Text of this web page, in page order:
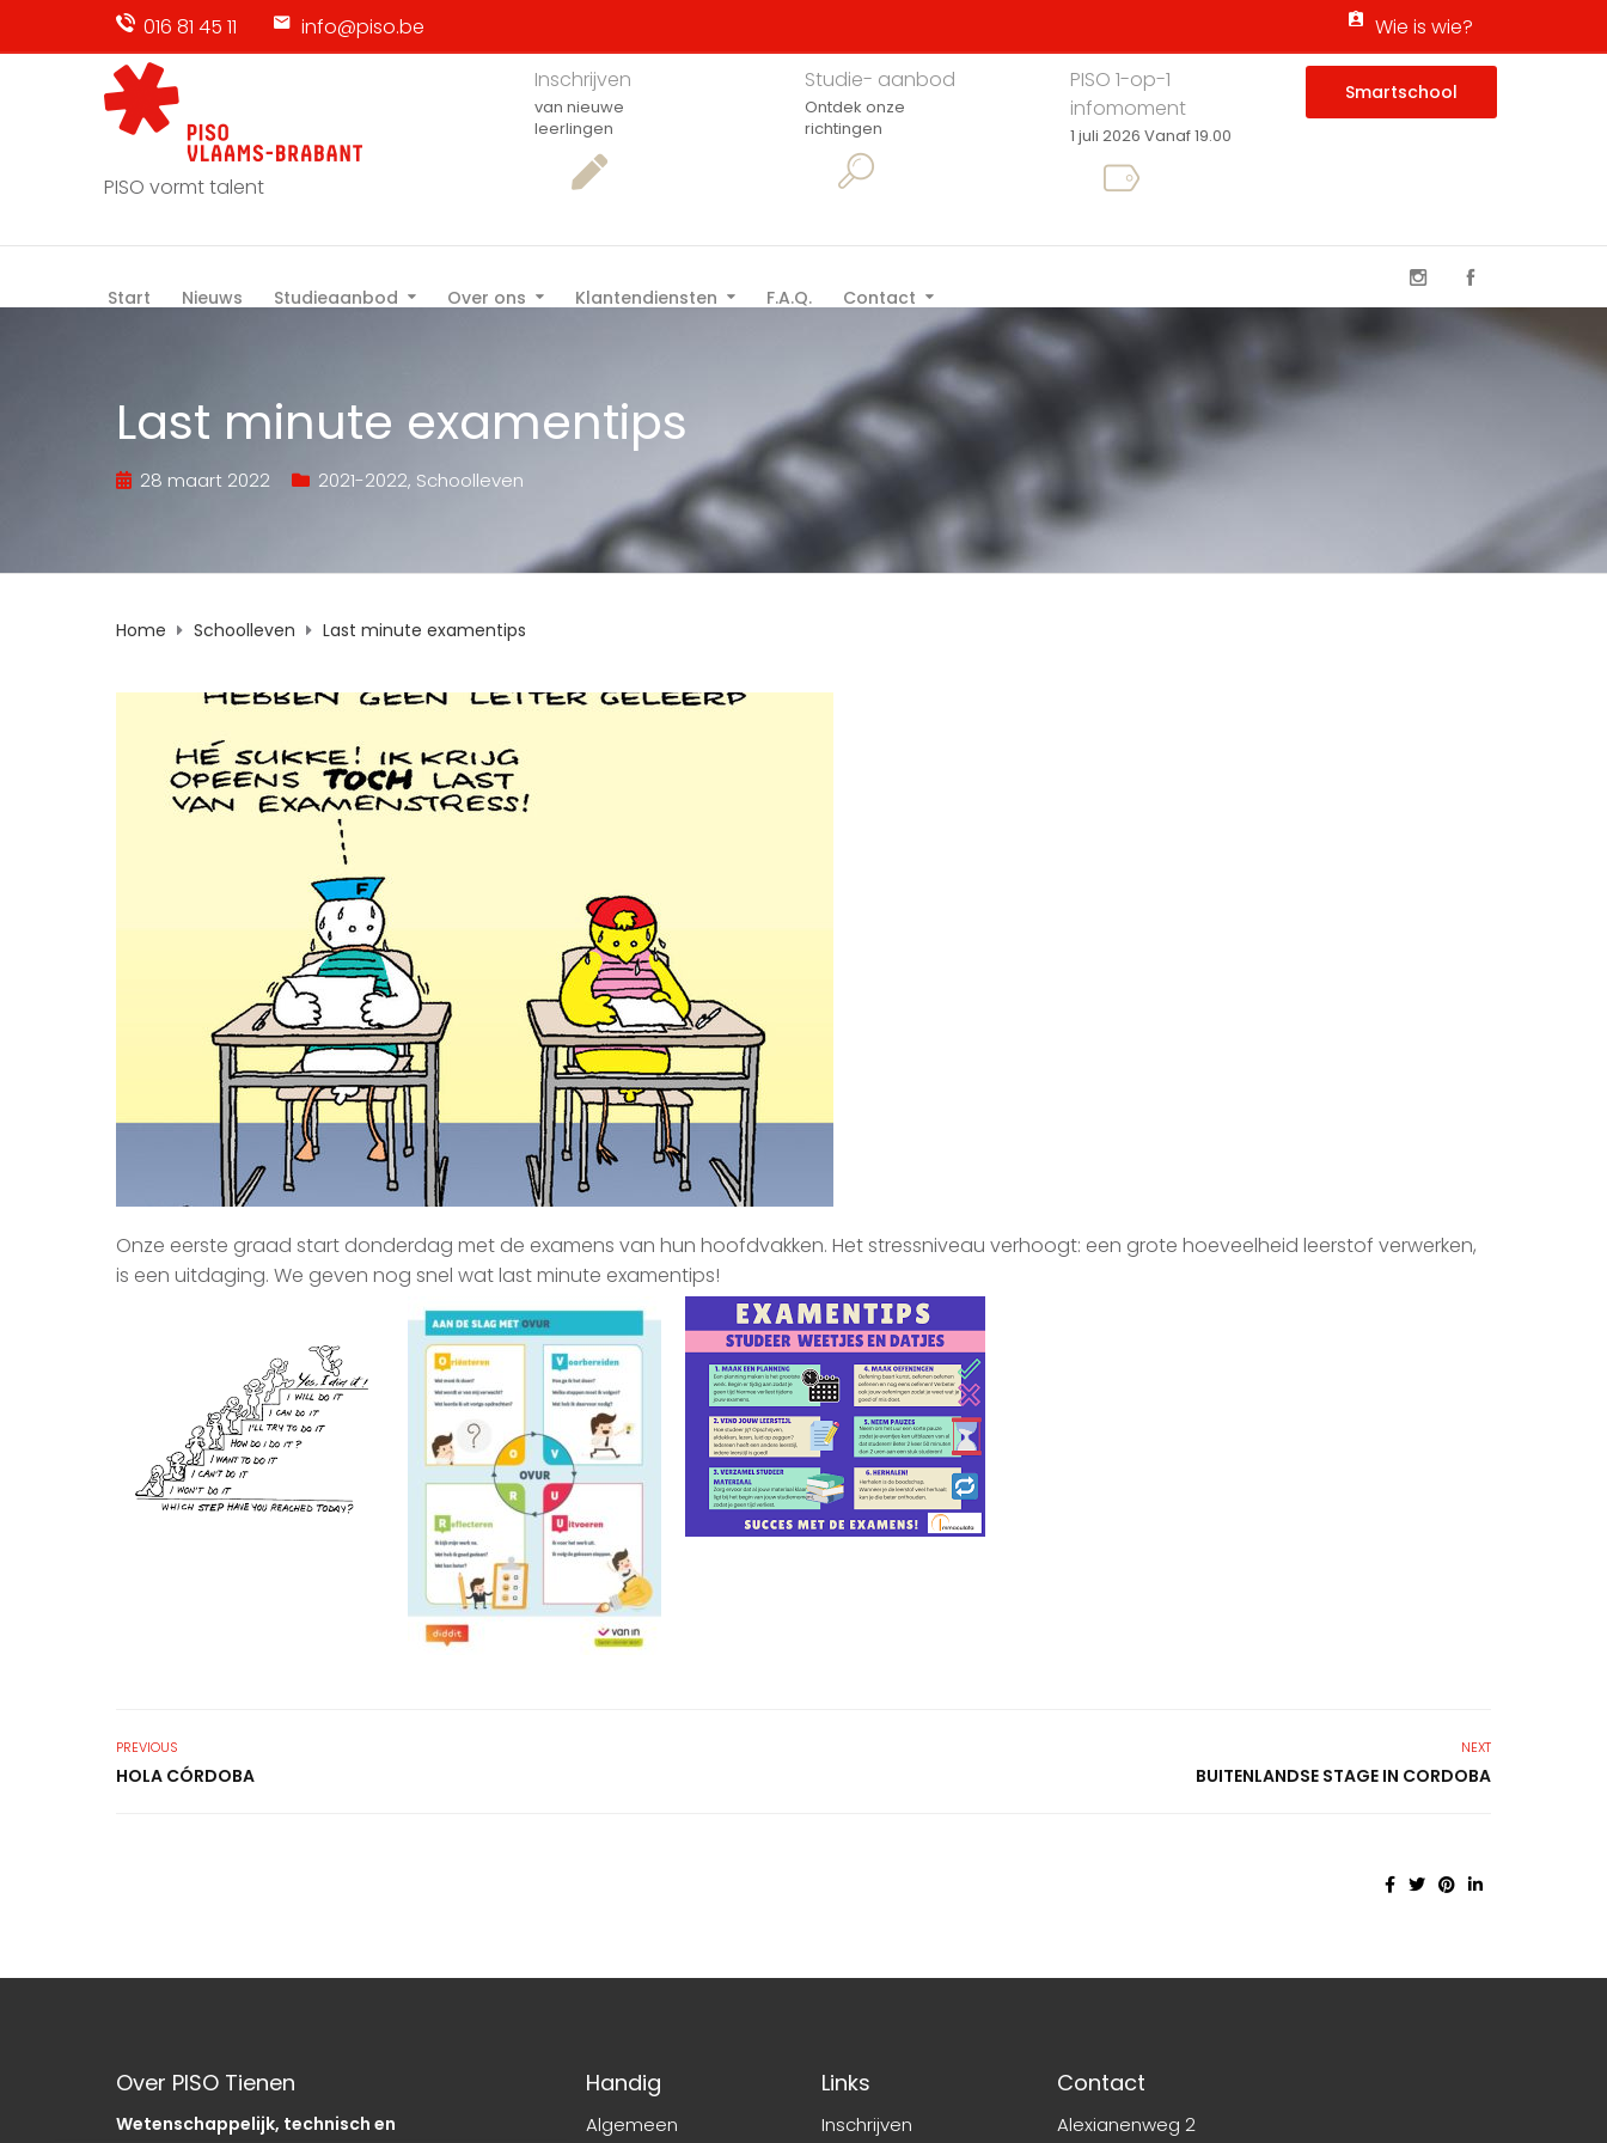
016 81 45 11 info@piso.be Wie is wie?
PISO vormt talent
Inschrijven
van nieuwe
leerlingen
Studie- aanbod
Ontdek onze
richtingen
PISO 1-op-1
infomoment
1 juli 2026 Vanaf 19.00
Smartschool
Start Nieuws Studieaanbod Over ons Klantendiensten F.A.Q. Contact
Last minute examentips
28 maart 2022 2021-2022, Schoolleven
Home Schoolleven Last minute examentips
Onze eerste graad start donderdag met de examens van hun hoofdvakken. Het stressniveau verhoogt: een grote hoeveelheid leerstof verwerken,
is een uitdaging. We geven nog snel wat last minute examentips!
PREVIOUS
HOLA CÓRDOBA
NEXT
BUITENLANDSE STAGE IN CORDOBA
Over PISO Tienen
Wetenschappelijk, technisch en
Handig
Algemeen
Links
Inschrijven
Contact
Alexianenweg 2